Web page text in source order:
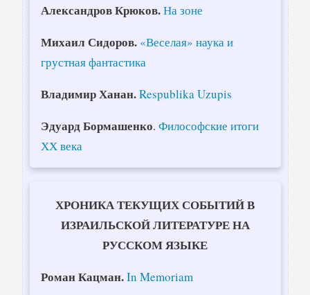
Александров Крюков.На зоне
Михаил Сидоров. «Веселая» наука и
грустная фантастика
Владимир Ханан.Respublika Uzupis
Эдуард Бормашенко. Философские итоги
ХХ века
ХРОНИКА ТЕКУЩИХ СОБЫТИЙ В
ИЗРАИЛЬСКОЙ ЛИТЕРАТУРЕ НА
РУССКОМ ЯЗЫКЕ
Роман Кацман.In Memoriam